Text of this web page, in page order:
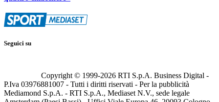
Seguici su
Copyright © 1999-2026 RTI S.p.A. Business Digital -
P.Iva 03976881007 - Tutti i diritti riservati - Per la pubblicità
Mediamond S.p.A. - RTI S.p.A., Mediaset N.V., sede legale